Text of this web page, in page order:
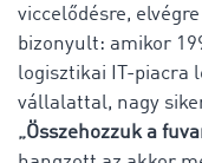
viccelődésre,
bizonyult: amikor
logisztikai IT-piacra
vállalattal, nagy
„Összehozzuk a